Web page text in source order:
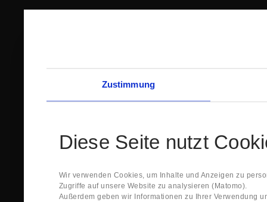
Zustimmung
Diese Seite nutzt
Wir verwenden Cookies, um Inhalte und Anzeigen zu
Zugriffe auf unsere Website zu analysieren (Matomo).
Außerdem geben wir Informationen zu Ihrer Verwendung